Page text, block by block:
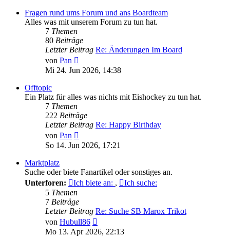
Fragen rund ums Forum und ans Boardteam
Alles was mit unserem Forum zu tun hat.
7 Themen
80 Beiträge
Letzter Beitrag Re: Änderungen Im Board
von Pan
Beitrag
Mi 24. Jun 2026, 14:38
Offtopic
Ein Platz für alles was nichts mit Eishockey zu tun hat.
7 Themen
222 Beiträge
Letzter Beitrag Re: Happy Birthday
von Pan
Beitrag
So 14. Jun 2026, 17:21
Marktplatz
Suche oder biete Fanartikel oder sonstiges an.
Unterforen:
Ich biete an: ,
Ich suche:
5 Themen
7 Beiträge
Letzter Beitrag Re: Suche SB Marox Trikot
von Hubull86
Beitrag
Mo 13. Apr 2026, 22:13